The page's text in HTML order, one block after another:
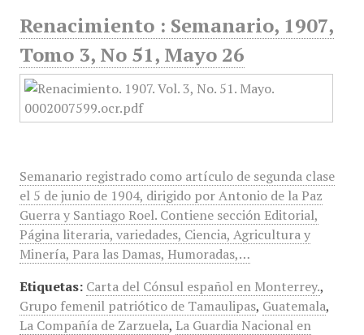
Renacimiento : Semanario, 1907,
Tomo 3, No 51, Mayo 26
Semanario registrado como artículo de segunda clase
el 5 de junio de 1904, dirigido por Antonio de la Paz
Guerra y Santiago Roel. Contiene sección Editorial,
Página literaria, variedades, Ciencia, Agricultura y
Minería, Para las Damas, Humoradas,…
Etiquetas: Carta del Cónsul español en Monterrey.,
Grupo femenil patriótico de Tamaulipas, Guatemala,
La Compañía de Zarzuela, La Guardia Nacional en